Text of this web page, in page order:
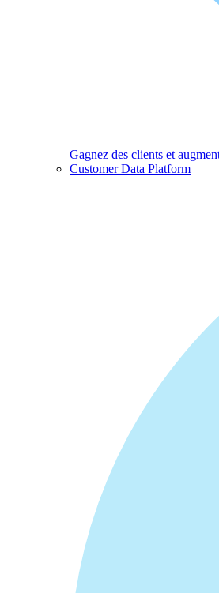
Gagnez des clients et
Customer Data Platform